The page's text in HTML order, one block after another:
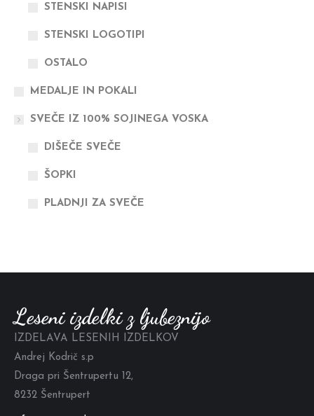
STENSKI NAPISI
STENSKI LOGOTIPI
OSTALO
MEDALJE IN POKALI
SVEČE IZ 100% SOJINEGA VOSKA
DIŠEČE SVEČE
ŠOPKI
PLADNJI ZA SVEČE
Leseni izdelki z ljubeznijo
IZDELAVA LESENIH IZDELKOV
Andrej Kodrič s.p
Draga pri Šentrupertu 12,
8232 Šentrupert